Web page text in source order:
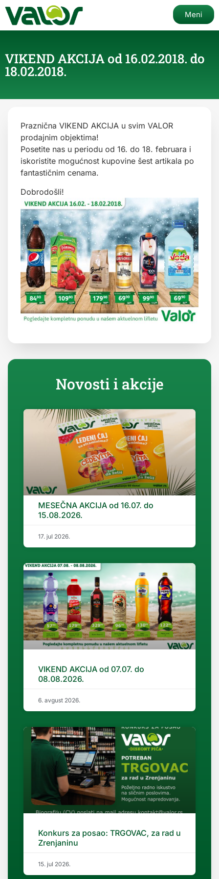
Meni
VIKEND AKCIJA od 16.02.2018. do
18.02.2018.
Praznična VIKEND AKCIJA u svim VALOR
prodajnim objektima!
Posetite nas u periodu od 16. do 18. februara i
iskoristite mogućnost kupovine šest artikala po
fantastičnim cenama.
Dobrodošli!
Novosti i akcije
MESEČNA AKCIJA od 16.07. do
15.08.2026.
17. jul 2026.
VIKEND AKCIJA od 07.07. do
08.08.2026.
6. avgust 2026.
Konkurs za posao: TRGOVAC, za rad u
Zrenjaninu
15. jul 2026.